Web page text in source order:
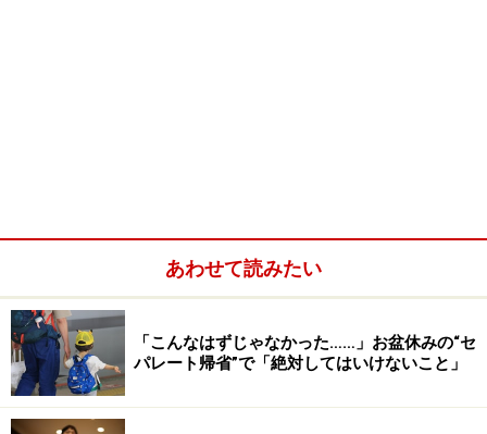
あわせて読みたい
「こんなはずじゃなかった……」お盆休みの“セ
パレート帰省”で「絶対してはいけないこと」